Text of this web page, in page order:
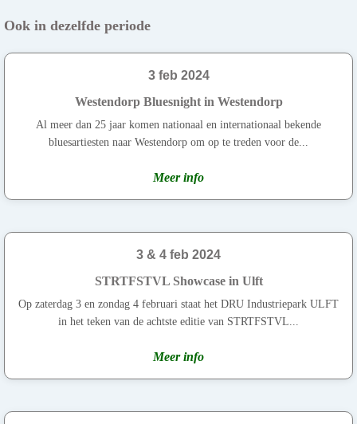
Ook in dezelfde periode
3 feb 2024
Westendorp Bluesnight in Westendorp
Al meer dan 25 jaar komen nationaal en internationaal bekende
bluesartiesten naar Westendorp om op te treden voor de...
Meer info
3 & 4 feb 2024
STRTFSTVL Showcase in Ulft
Op zaterdag 3 en zondag 4 februari staat het DRU Industriepark ULFT
in het teken van de achtste editie van STRTFSTVL...
Meer info